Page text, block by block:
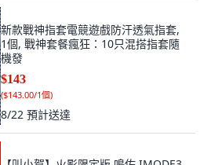
新款戰神指套電競遊戲防汗透氣指套,
1個, 戰神套餐瘋狂：10只混搭指套隨
機發
$143
($143.00/1個)
8/22 預計送達